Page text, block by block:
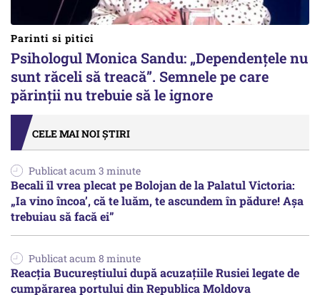
Parinti si pitici
Psihologul Monica Sandu: „Dependențele nu
sunt răceli să treacă”. Semnele pe care
părinții nu trebuie să le ignore
CELE MAI NOI ȘTIRI
Publicat acum 3 minute
Becali îl vrea plecat pe Bolojan de la Palatul Victoria:
„Ia vino încoa’, că te luăm, te ascundem în pădure! Așa
trebuiau să facă ei”
Publicat acum 8 minute
Reacția Bucureștiului după acuzațiile Rusiei legate de
cumpărarea portului din Republica Moldova